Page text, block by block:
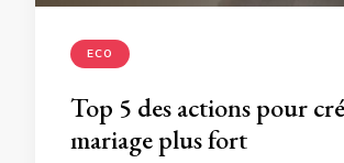
ECO
Top 5 des actions pour
mariage plus fort